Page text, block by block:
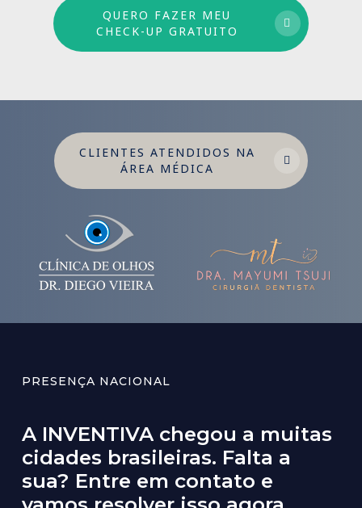
QUERO FAZER MEU
CHECK-UP GRATUITO
CLIENTES ATENDIDOS NA
ÁREA MÉDICA
PRESENÇA NACIONAL
A INVENTIVA chegou a muitas
cidades brasileiras. Falta a
sua? Entre em contato e